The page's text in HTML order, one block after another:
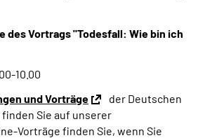
des Vortrags "Todesfall: Wie bin ich
10.00
und Vorträge
der Deutschen
Sie auf unserer
Vorträge finden Sie, wenn Sie